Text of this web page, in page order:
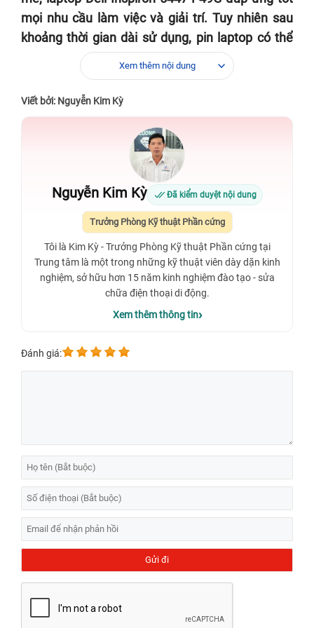
mọi nhu cầu làm việc và giải trí. Tuy nhiên sau
khoảng thời gian dài sử dụng, pin laptop có thể
gặp tình trạng hư hỏng làm ảnh hưởng đến trải
nghiệm sử dụng của người dùng. Vì vậy việc lựa
chọn một địa điểm uy tín để thay pin laptop Dell
Inspiron 5447 P49G là điều cần thiết để cải thiện
Địa điểm nào có dịch vụ thay pin laptop Dell
Dấu hiệu nhận biết pin laptop Dell Inspiron 5447
P49G bị hỏng
Sau khi sử dụng một thời gian dài, hiệu suất làm việc
của pin laptop suy giảm, cụ thể bạn có thể nhận biết
thông qua những dấu hiệu sau:
Laptop không nhận sạc:Khi cắm sạc, laptop vẫn
báo vào điện nhưng không nhận pin. Bạn có thể
thể chỉ cần rút sạc ra, máy tính của bạn sẽ bị sập
Xem thêm nội dung
Viết bởi: Nguyễn Kim Kỳ
Nguyễn Kim Kỳ Đã kiểm duyệt nội dung
Trưởng Phòng Kỹ thuật Phần cứng
Tôi là Kim Kỳ - Trưởng Phòng Kỹ thuật Phần cứng tại
Trung tâm là một trong những kỹ thuật viên dày dặn kinh
nghiệm, sở hữu hơn 15 năm kinh nghiệm đào tạo - sửa
chữa điện thoại di động.
Xem thêm thông tin
Đánh giá: